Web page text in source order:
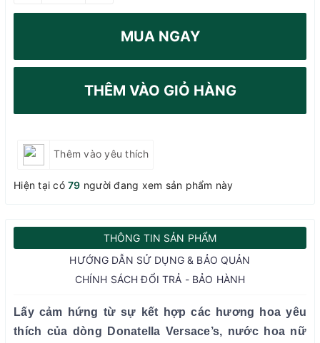
MUA NGAY
THÊM VÀO GIỎ HÀNG
Thêm vào yêu thích
Hiện tại có 79 người đang xem sản phẩm này
THÔNG TIN SẢN PHẨM
HƯỚNG DẪN SỬ DỤNG & BẢO QUẢN
CHÍNH SÁCH ĐỔI TRẢ - BẢO HÀNH
Lấy cảm hứng từ sự kết hợp các hương hoa yêu
thích của dòng Donatella Versace’s, nước hoa nữ